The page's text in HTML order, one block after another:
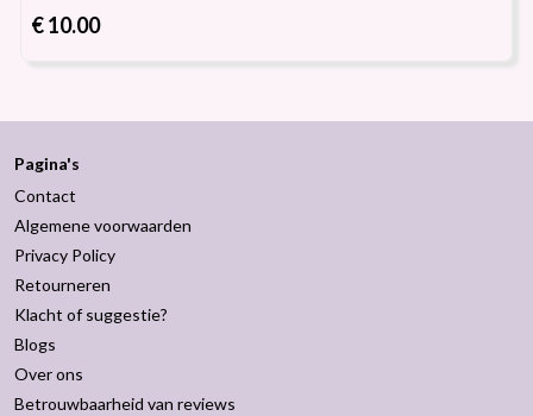
€ 10.00
Pagina's
Contact
Algemene voorwaarden
Privacy Policy
Retourneren
Klacht of suggestie?
Blogs
Over ons
Betrouwbaarheid van reviews